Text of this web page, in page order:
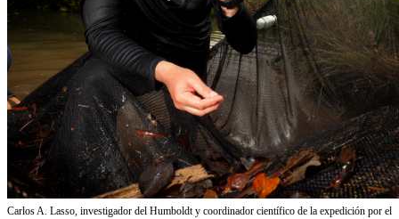
Carlos A. Lasso, investigador del Humboldt y coordinador científico de la expedición por el